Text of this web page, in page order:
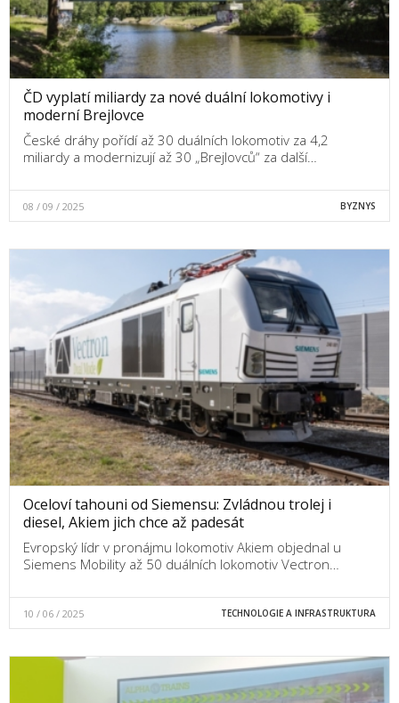
ČD vyplatí miliardy za nové duální lokomotivy i
moderní Brejlovce
České dráhy pořídí až 30 duálních lokomotiv za 4,2
miliardy a modernizují až 30 „Brejlovců“ za další…
08 / 09 / 2025 BYZNYS
Oceloví tahouni od Siemensu: Zvládnou trolej i
diesel, Akiem jich chce až padesát
Evropský lídr v pronájmu lokomotiv Akiem objednal u
Siemens Mobility až 50 duálních lokomotiv Vectron…
10 / 06 / 2025 TECHNOLOGIE A INFRASTRUKTURA